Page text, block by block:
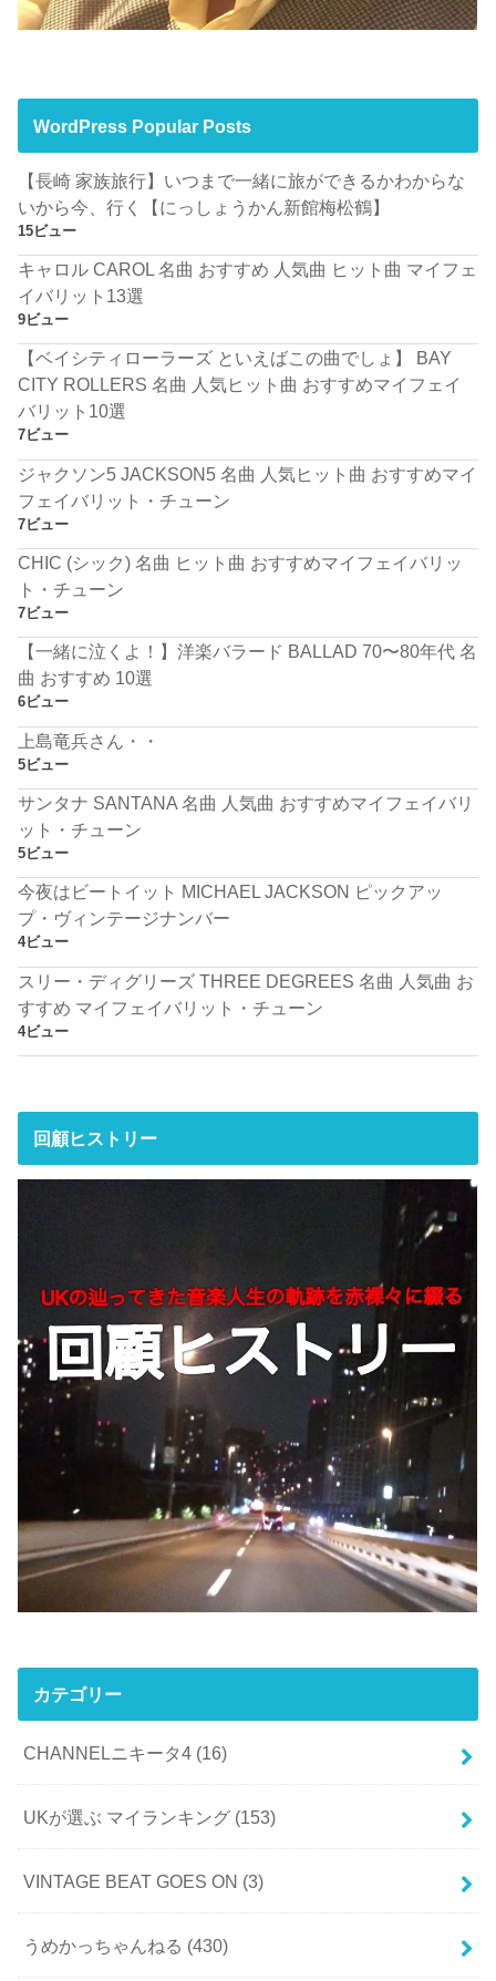
WordPress Popular Posts
【長崎 家族旅行】いつまで一緒に旅ができるかわからな
いから今、行く【にっしょうかん新館梅松鶴】
15ビュー
キャロル CAROL 名曲 おすすめ 人気曲 ヒット曲 マイフェ
イバリット13選
9ビュー
【ベイシティローラーズ といえばこの曲でしょ】 BAY
CITY ROLLERS 名曲 人気ヒット曲 おすすめマイフェイ
バリット10選
7ビュー
ジャクソン5 JACKSON5 名曲 人気ヒット曲 おすすめマイ
フェイバリット・チューン
7ビュー
CHIC (シック) 名曲 ヒット曲 おすすめマイフェイバリッ
ト・チューン
7ビュー
【一緒に泣くよ！】洋楽バラード BALLAD 70〜80年代 名
曲 おすすめ 10選
6ビュー
上島竜兵さん・・
5ビュー
サンタナ SANTANA 名曲 人気曲 おすすめマイフェイバリ
ット・チューン
5ビュー
今夜はビートイット MICHAEL JACKSON ピックアッ
プ・ヴィンテージナンバー
4ビュー
スリー・ディグリーズ THREE DEGREES 名曲 人気曲 お
すすめ マイフェイバリット・チューン
4ビュー
回顧ヒストリー
カテゴリー
CHANNELニキータ4 (16)
UKが選ぶ マイランキング (153)
VINTAGE BEAT GOES ON (3)
うめかっちゃんねる (430)